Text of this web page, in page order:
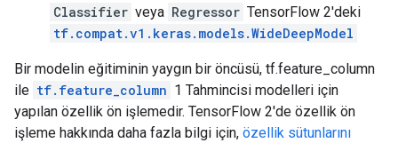
Classifier veya Regressor TensorFlow 2'deki
tf.compat.v1.keras.models.WideDeepModel
Bir modelin eğitiminin yaygın bir öncüsü, tf.feature_column
ile tf.feature_column 1 Tahmincisi modelleri için
yapılan özellik ön işlemedir. TensorFlow 2'de özellik ön
işleme hakkında daha fazla bilgi için, özellik sütunlarını